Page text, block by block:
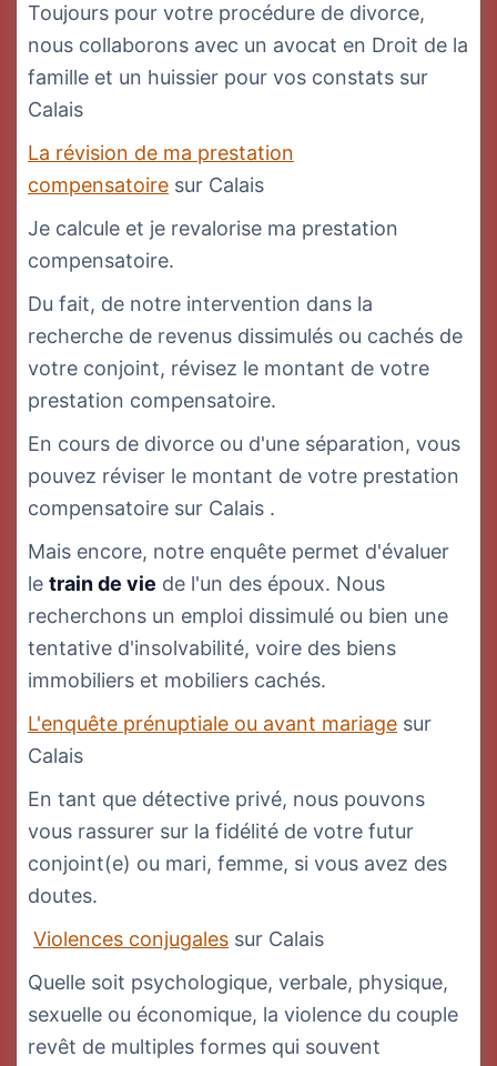
Toujours pour votre procédure de divorce,
nous collaborons avec un avocat en Droit de la
famille et un huissier pour vos constats sur
Calais
La révision de ma prestation
compensatoire sur Calais
Je calcule et je revalorise ma prestation
compensatoire.
Du fait, de notre intervention dans la
recherche de revenus dissimulés ou cachés de
votre conjoint, révisez le montant de votre
prestation compensatoire.
En cours de divorce ou d'une séparation, vous
pouvez réviser le montant de votre prestation
compensatoire sur Calais .
Mais encore, notre enquête permet d'évaluer
le train de vie de l'un des époux. Nous
recherchons un emploi dissimulé ou bien une
tentative d'insolvabilité, voire des biens
immobiliers et mobiliers cachés.
L'enquête prénuptiale ou avant mariage sur
Calais
En tant que détective privé, nous pouvons
vous rassurer sur la fidélité de votre futur
conjoint(e) ou mari, femme, si vous avez des
doutes.
Violences conjugales sur Calais
Quelle soit psychologique, verbale, physique,
sexuelle ou économique, la violence du couple
revêt de multiples formes qui souvent